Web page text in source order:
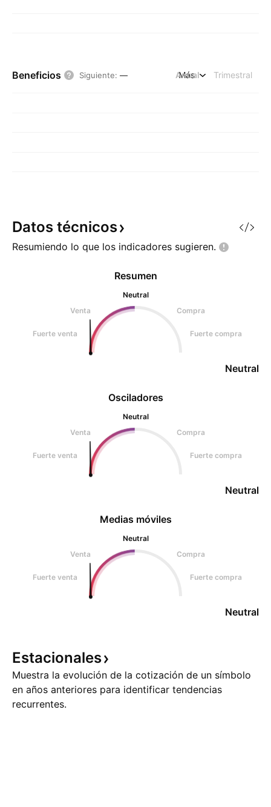
Beneficios Siguiente: — Anual Trimestral
Más
Datos técnicos
Resumiendo lo que los indicadores sugieren.
Osciladores
Neutral
Venta
Compra
Fuerte venta Fuerte compra
Neutral
Resumen
Neutral
Venta
Compra
Fuerte venta Fuerte compra
Neutral
Medias móviles
Neutral
Venta
Compra
Fuerte venta Fuerte compra
Neutral
Estacionales
Muestra la evolución de la cotización de un símbolo
en años anteriores para identificar tendencias
recurrentes.